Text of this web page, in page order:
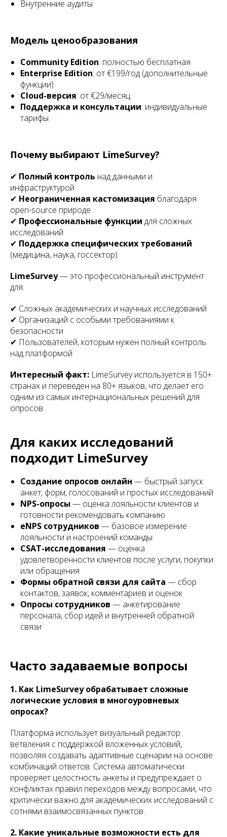
Внутренние аудиты
Модель ценообразования
Community Edition: полностью бесплатная
Enterprise Edition: от €199/год (дополнительные
функции)
Cloud-версия: от €29/месяц
Поддержка и консультации: индивидуальные
тарифы
Почему выбирают LimeSurvey?
✔ Полный контроль над данными и
инфраструктурой
✔ Неограниченная кастомизация благодаря
open-source природе
✔ Профессиональные функции для сложных
исследований
✔ Поддержка специфических требований
(медицина, наука, госсектор)
LimeSurvey— это профессиональный инструмент
для:
✔ Сложных академических и научных исследований
✔ Организаций с особыми требованиями к
безопасности
✔ Пользователей, которым нужен полный контроль
над платформой
Интересный факт: LimeSurvey используется в 150+
странах и переведен на 80+ языков, что делает его
одним из самых интернациональных решений для
опросов.
Для каких исследований
подходит LimeSurvey
Создание опросов онлайн — быстрый запуск
анкет, форм, голосований и простых исследований
NPS-опросы — оценка лояльности клиентов и
готовности рекомендовать компанию
eNPS сотрудников — базовое измерение
лояльности и настроений команды
CSAT-исследования — оценка
удовлетворенности клиентов после услуги, покупки
или обращения
Формы обратной связи для сайта — сбор
контактов, заявок, комментариев и оценок
Опросы сотрудников — анкетирование
персонала, сбор идей и внутренней обратной
связи
Часто задаваемые вопросы
1. Как LimeSurvey обрабатывает сложные
логические условия в многоуровневых
опросах?
Платформа использует визуальный редактор
ветвления с поддержкой вложенных условий,
позволяя создавать адаптивные сценарии на основе
комбинаций ответов. Система автоматически
проверяет целостность анкеты и предупреждает о
конфликтах правил переходов между вопросами, что
критически важно для академических исследований с
сотнями взаимосвязанных пунктов.
2. Какие уникальные возможности есть для